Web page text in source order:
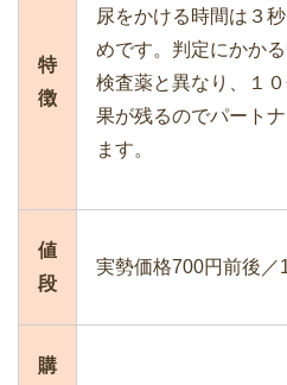
特
徴
尿をかける時間は３
めです。判定にかか
検査薬と異なり、１
果が残るのでパート
ます。
値
段
実勢価格700円前後／
購